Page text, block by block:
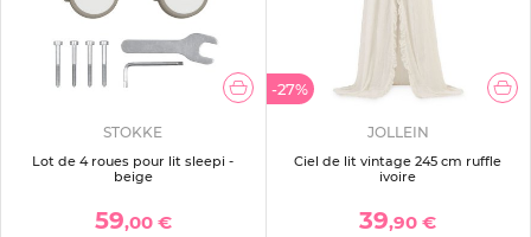
STOKKE
Lot de 4 roues pour lit sleepi -
beige
59,00 €
-27%
JOLLEIN
Ciel de lit vintage 245 cm ruffle
ivoire
39,90 €